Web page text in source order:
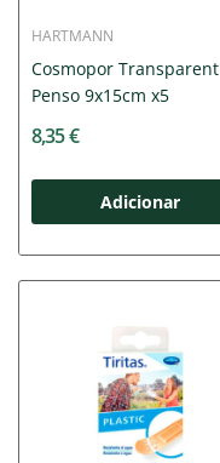
HARTMANN
Cosmopor Transparent
Penso 9x15cm x5
8,35 €
Adicionar